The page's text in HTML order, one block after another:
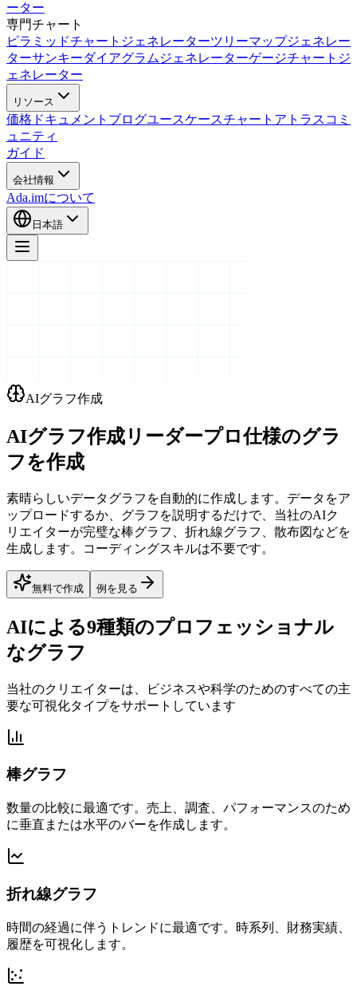
ーター
専門チャート
ピラミッドチャートジェネレーターツリーマップジェネレー
ターサンキーダイアグラムジェネレーターゲージチャートジ
ェネレーター
リソース
価格 ドキュメント ブログユースケースチャートアトラス コミ
ュニティ
ガイド
会社情報
Ada.imについて
日本語
AIグラフ作成
AIグラフ作成リーダープロ仕様のグラ
フを作成
素晴らしいデータグラフを自動的に作成します。データをア
ップロードするか、グラフを説明するだけで、当社のAIク
リエイターが完璧な棒グラフ、折れ線グラフ、散布図などを
生成します。コーディングスキルは不要です。
無料で作成 例を見る
AIによる9種類のプロフェッショナル
なグラフ
当社のクリエイターは、ビジネスや科学のためのすべての主
要な可視化タイプをサポートしています
棒グラフ
数量の比較に最適です。売上、調査、パフォーマンスのため
に垂直または水平のバーを作成します。
折れ線グラフ
時間の経過に伴うトレンドに最適です。時系列、財務実績、
履歴を可視化します。